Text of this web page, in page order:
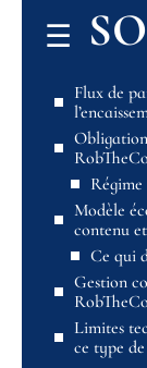
Flux de
Modèle
contenu
Ce qui
Gestion
Limites
ce type de